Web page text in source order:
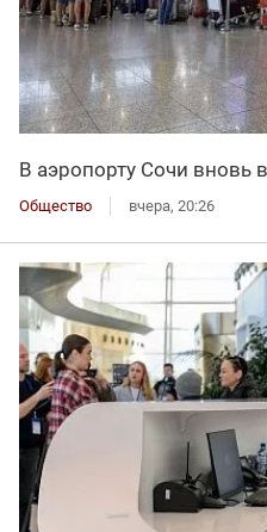
В аэропорту Сочи вновь
Общество вчера, 20:26